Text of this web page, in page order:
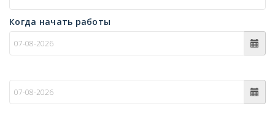
Когда начать работы
c
по